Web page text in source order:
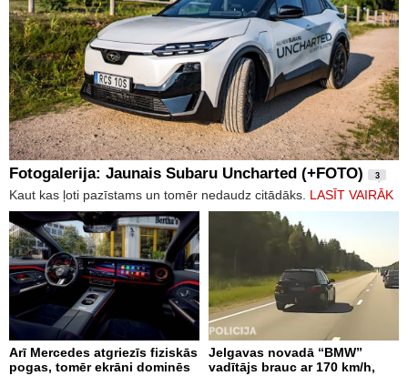
Fotogalerija: Jaunais Subaru Uncharted (+FOTO) 3
Kaut kas ļoti pazīstams un tomēr nedaudz citādāks. LASĪT VAIRĀK
Arī Mercedes atgriezīs fiziskās
pogas, tomēr ekrāni dominēs
Jelgavas novadā “BMW”
vadītājs brauc ar 170 km/h,